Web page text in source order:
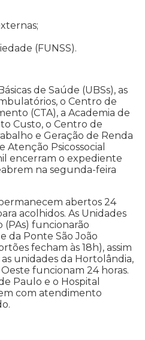
(FUNSS).
de Saúde (UBSs), as
o Centro de
(CTA), a Academia de
Custo, o Centro de
e Geração de Renda
Atenção Psicossocial
encerram o expediente
na segunda-feira
abertos 24
acolhidos. As Unidades
funcionarão
da Ponte São João
fecham às 18h), assim
unidades da Hortolândia,
funcionam 24 horas.
Paulo e o Hospital
com atendimento